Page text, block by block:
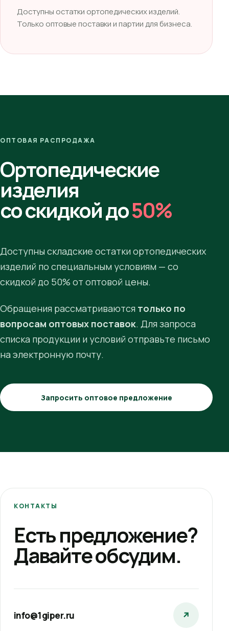
Доступны остатки ортопедических изделий.
Только оптовые поставки и партии для бизнеса.
ОПТОВАЯ РАСПРОДАЖА
Ортопедические
изделия
со скидкой до50%
Доступны складские остатки ортопедических
изделий по специальным условиям — со
скидкой до 50% от оптовой цены.
Обращения рассматриваются только по
вопросам оптовых поставок. Для запроса
списка продукции и условий отправьте письмо
на электронную почту.
Запросить оптовое предложение
КОНТАКТЫ
Есть предложение?
Давайте обсудим.
info@1giper.ru ↗